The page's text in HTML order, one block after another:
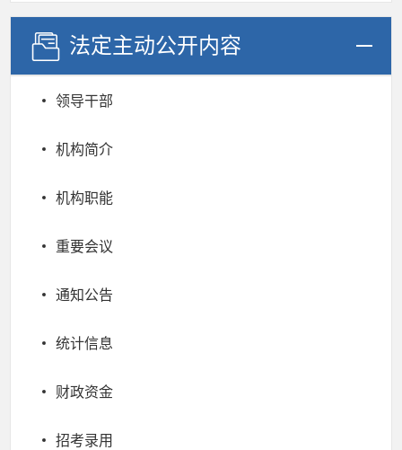
法定主动公开内容
领导干部
机构简介
机构职能
重要会议
通知公告
统计信息
财政资金
招考录用